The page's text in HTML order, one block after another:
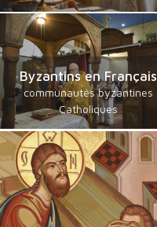
Byzantins en Français
communautés byzantines
Catholiques